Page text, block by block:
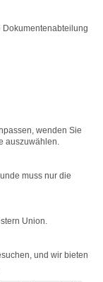
Dokumentenabteilung
wenden Sie
auszuwählen.
muss nur die
Union.
und wir bieten